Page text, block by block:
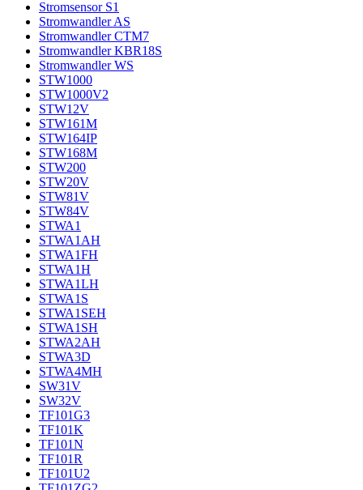
Stromsensor S1
Stromwandler AS
Stromwandler CTM7
Stromwandler KBR18S
Stromwandler WS
STW1000
STW1000V2
STW12V
STW161M
STW164IP
STW168M
STW200
STW20V
STW81V
STW84V
STWA1
STWA1AH
STWA1FH
STWA1H
STWA1LH
STWA1S
STWA1SEH
STWA1SH
STWA2AH
STWA3D
STWA4MH
SW31V
SW32V
TF101G3
TF101K
TF101N
TF101R
TF101U2